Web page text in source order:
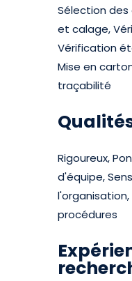
Sélection des
et calage,
Vérification
Mise en
traçabilité
Rigoureux,
d'équipe,
procédures